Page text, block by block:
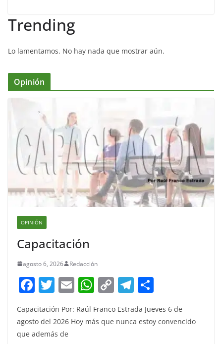
Trending
Lo lamentamos. No hay nada que mostrar aún.
Opinión
OPINIÓN
Capacitación
agosto 6, 2026 Redacción
F
a
c
e
T
itt
er
E
m
ai
W
at
C
p
T
el
e ar
e
Capacitación Por: Raúl Franco Estrada Jueves 6 de
agosto del 2026 Hoy más que nunca estoy convencido
que además de